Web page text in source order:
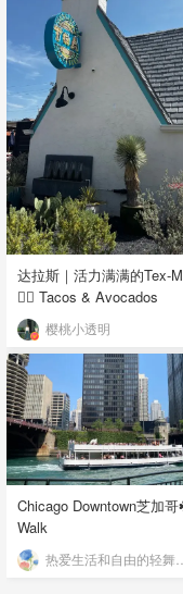
达拉斯｜活力满满的Tex-
👉🏼 Tacos & Avocados
樱桃小透明
Chicago Downtown芝加
Walk